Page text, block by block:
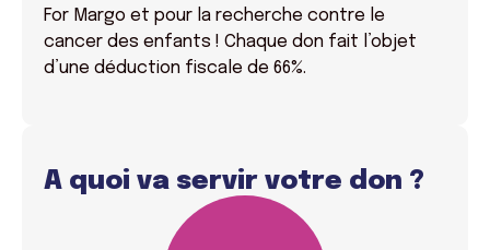
For Margo et pour la recherche contre le
cancer des enfants ! Chaque don fait l’objet
d’une déduction fiscale de 66%.
A quoi va servir votre don ?